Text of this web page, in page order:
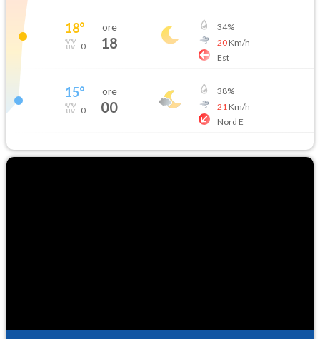
18°
0
ore
18
34%
20Km/h
Est
15°
0
ore
00
38%
21 Km/h
Nord E